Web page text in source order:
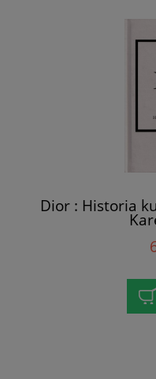
Dior : Historia